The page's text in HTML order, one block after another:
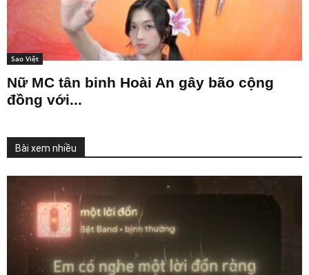
Sao Việt
Nữ MC tân binh Hoài An gây bão cộng
đồng với...
Bài xem nhiều